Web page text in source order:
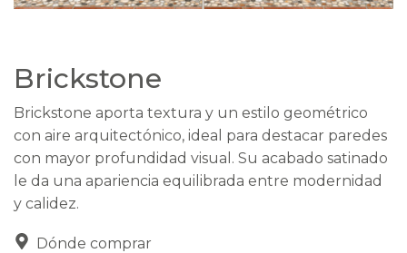
Brickstone
Brickstone aporta textura y un estilo geométrico
con aire arquitectónico, ideal para destacar paredes
con mayor profundidad visual. Su acabado satinado
le da una apariencia equilibrada entre modernidad
y calidez.
Dónde comprar